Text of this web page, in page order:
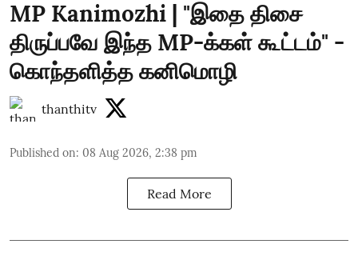
MP Kanimozhi | "இதை திசை
திருப்பவே இந்த MP-க்கள் கூட்டம்" -
கொந்தளித்த கனிமொழி
thanthitv
Published on: 08 Aug 2026, 2:38 pm
Read More